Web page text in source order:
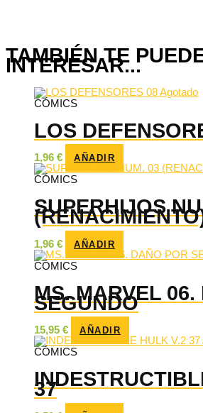
TAMBIÉN TE
INTERESAR...
Agotado
CÓMICS
LOS
1,96 € AÑADIR
CÓMICS
SUPERHIJOS
1,96 € AÑADIR
CÓMICS
MS. MARVEL 06.
SEGUNDO
15,95 € AÑADIR
CÓMICS
37